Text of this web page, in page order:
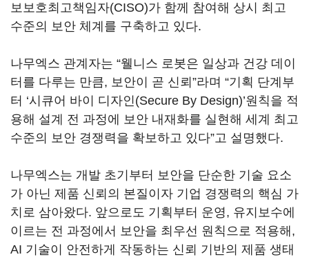
보보호최고책임자(CISO)가 함께 참여해 상시 최고
수준의 보안 체계를 구축하고 있다.
나무엑스 관계자는 “웰니스 로봇은 일상과 건강 데이
터를 다루는 만큼, 보안이 곧 신뢰”라며 “기획 단계부
터 ‘시큐어 바이 디자인(Secure By Design)’원칙을 적
용해 설계 전 과정에 보안 내재화를 실현해 세계 최고
수준의 보안 경쟁력을 확보하고 있다”고 설명했다.
나무엑스는 개발 초기부터 보안을 단순한 기술 요소
가 아닌 제품 신뢰의 본질이자 기업 경쟁력의 핵심 가
치로 삼아왔다. 앞으로도 기획부터 운영, 유지보수에
이르는 전 과정에서 보안을 최우선 원칙으로 적용해,
AI 기술이 안전하게 작동하는 신뢰 기반의 제품 생태